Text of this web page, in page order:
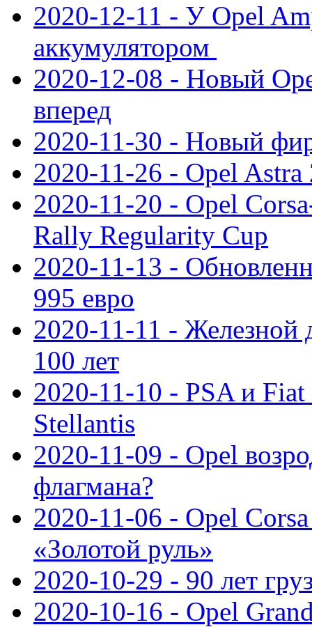
2020-12-11 - У Opel
аккумулятором
2020-12-08 - Новый
вперед
2020-11-30 - Новый
2020-11-26 - Opel Astra
2020-11-20 - Opel
Rally Regularity Cup
2020-11-13 -
995 евро
2020-11-11 - Железной
100 лет
2020-11-10 - PSA и Fiat
Stellantis
2020-11-09 - Opel
флагмана?
2020-11-06 - Opel
«Золотой руль»
2020-10-29 - 90 лет
2020-10-16 - Opel